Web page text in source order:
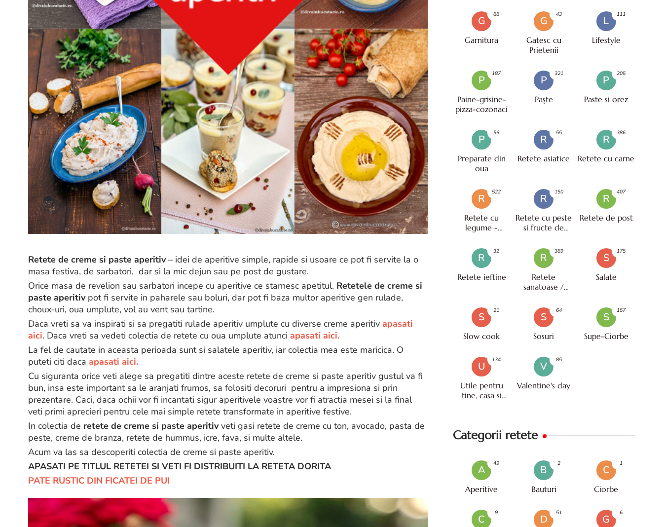
Retete de creme si paste aperitiv– idei de aperitive simple, rapide si usoare ce pot fi servite la o
masa festiva, de sarbatori, dar si la mic dejun sau pe post de gustare.
Orice masa de revelion sau sarbatori incepe cu aperitive ce starnesc apetitul. Retetele de creme si
paste aperitivpot fi servite in paharele sau boluri, dar pot fi baza multor aperitive gen rulade,
choux-uri, oua umplute, vol au vent sau tartine.
Daca vreti sa va inspirati si sa pregatiti rulade aperitiv umplute cu diverse creme aperitiv apasati
aici. Daca vreti sa vedeti colectia de retete cu oua umplute atunci apasati aici.
La fel de cautate in aceasta perioada sunt si salatele aperitiv, iar colectia mea este maricica. O
puteti citi daca apasati aici.
Cu siguranta orice veti alege sa pregatiti dintre aceste retete de creme si paste aperitiv gustul va fi
bun, insa este important sa le aranjati frumos, sa folositi decoruri pentru a impresiona si prin
prezentare. Caci, daca ochii vor fi incantati sigur aperitivele voastre vor fi atractia mesei si la final
veti primi aprecieri pentru cele mai simple retete transformate in aperitive festive.
In colectia de retete de creme si paste aperitivveti gasi retete de creme cu ton, avocado, pasta de
peste, creme de branza, retete de hummus, icre, fava, si multe altele.
Acum va las sa descoperiti colectia de creme si paste aperitiv.
APASATI PE TITLUL RETETEI SI VETI FI DISTRIBUITI LA RETETA DORITA
PATE RUSTIC DIN FICATEI DE PUI
G
Garnitura
88
G
Gatesc cu
Prietenii
43
L
Lifestyle
111
P
Paine-grisine-
pizza-cozonaci
187
P
Paşte
321
P
Paste si orez
205
P
Preparate din
oua
56
R
Retete asiatice
55
R
Retete cu carne
386
R
Retete cu
legume -
522
R
Retete cu peste
si fructe de
150
R
Retete de post
407
R
Retete ieftine
32
R
Retete
sanatoase /
389
S
Salate
175
S
Slow cook
21
S
Sosuri
64
S
Supe-Ciorbe
157
U
Utile pentru
tine, casa si
134
V
Valentine's day
85
Categorii retete
A
Aperitive
49
B
Bauturi
2
C
Ciorbe
1
C
9
D
51
G
6